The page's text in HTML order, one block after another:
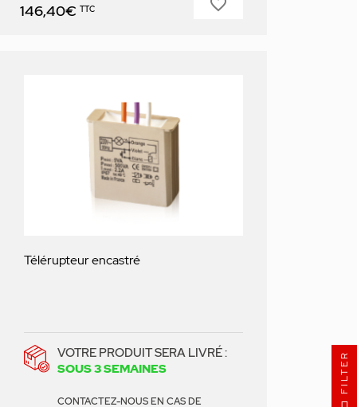
Prix
146,40€ TTC
Télérupteur encastré
VOTRE PRODUIT SERA LIVRÉ :
SOUS 3 SEMAINES
CONTACTEZ-NOUS EN CAS DE
FILTER